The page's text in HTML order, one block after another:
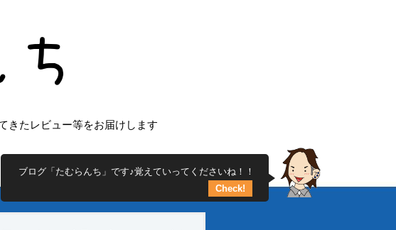
きたレビュー等をお届けします
ブログ「たむらんち」です♪覚えていってくださいね！！
Check!